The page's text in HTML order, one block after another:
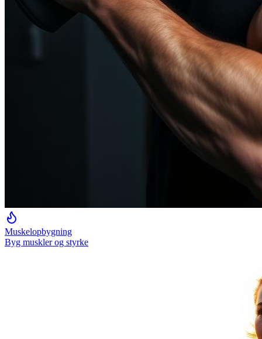
Muskelopbygning
Byg muskler og styrke